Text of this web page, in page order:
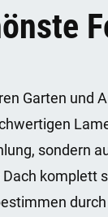
Garten und
sondern
komplett